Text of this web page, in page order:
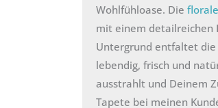
Wohlfühloase. Die
mit einem detailreichen
Untergrund entfaltet die
lebendig, frisch und
ausstrahlt und Deinem
Tapete bei meinen